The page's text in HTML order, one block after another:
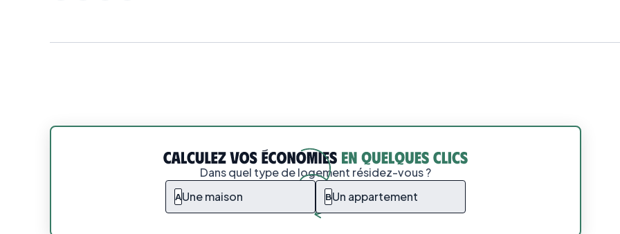
Dans quel type de logement résidez-vous ?
AUne maison BUn appartement